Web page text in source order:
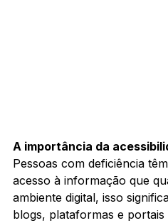
A importância da
Pessoas com deficiência
acesso à informação que
ambiente digital, isso
blogs, plataformas e